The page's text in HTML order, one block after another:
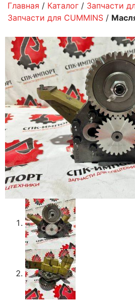
Главная / Каталог / Запчасти
Запчасти для CUMMINS /